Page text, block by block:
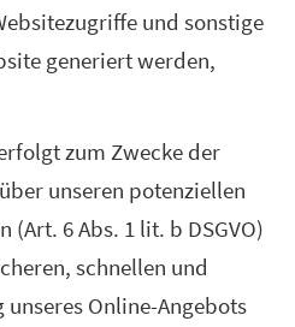
und sonstige
generiert werden,
zum Zwecke der
unseren potenziellen
(Art. 6 Abs. 1 lit. b DSGVO)
schnellen und
Online-Angebots